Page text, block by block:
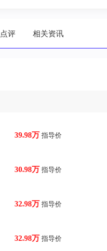
评 相关资讯
39.98万 指导价
30.98万 指导价
32.98万 指导价
32.98万 指导价